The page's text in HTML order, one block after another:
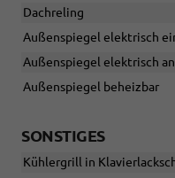
Dachreling
Außenspiegel elektrisch
Außenspiegel elektrisch
Außenspiegel beheizbar
SONSTIGES
Kühlergrill in